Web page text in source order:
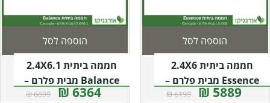
חממה ביתית 2.4X6
Essence מבית פלרם –
Canopia
5889 ₪
6199 ₪
הוספה לסל
חממה ביתית 2.4X6.1
Balance מבית פלרם –
Canopia
6364 ₪
6699 ₪
הוספה לסל